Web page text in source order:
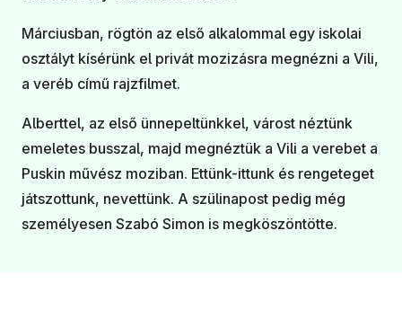
Márciusban, rögtön az első alkalommal egy iskolai
osztályt kísérünk el privát mozizásra megnézni a Vili,
a veréb című rajzfilmet.
Alberttel, az első ünnepeltünkkel, várost néztünk
emeletes busszal, majd megnéztük a Vili a verebet a
Puskin művész moziban. Ettünk-ittunk és rengeteget
játszottunk, nevettünk. A szülinapost pedig még
személyesen Szabó Simon is megköszöntötte.